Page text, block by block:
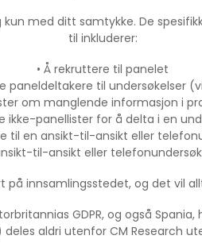
med ditt samtykke. De
til inkluderer:
• Å rekruttere til panelet
paneldeltakere til undersøkelser
om manglende informasjon i
ikke-panellister for å delta i en
til en ansikt-til-ansikt eller
til-ansikt eller
på innsamlingsstedet, og det vil
GDPR, og også
aldri utenfor CM Research